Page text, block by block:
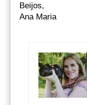
Beijos,
Ana Maria